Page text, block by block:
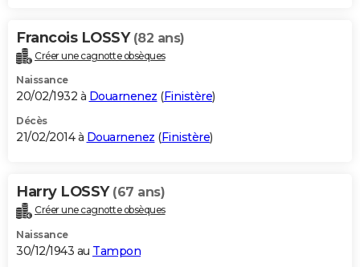
Francois LOSSY (82 ans)
Créer une cagnotte obsèques
Naissance
20/02/1932 à Douarnenez (Finistère)
Décès
21/02/2014 à Douarnenez (Finistère)
Harry LOSSY (67 ans)
Créer une cagnotte obsèques
Naissance
30/12/1943 au Tampon